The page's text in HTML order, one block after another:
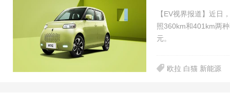
【EV视界报道】近日
照360km和401km两
元。
欧拉 白猫 新能源